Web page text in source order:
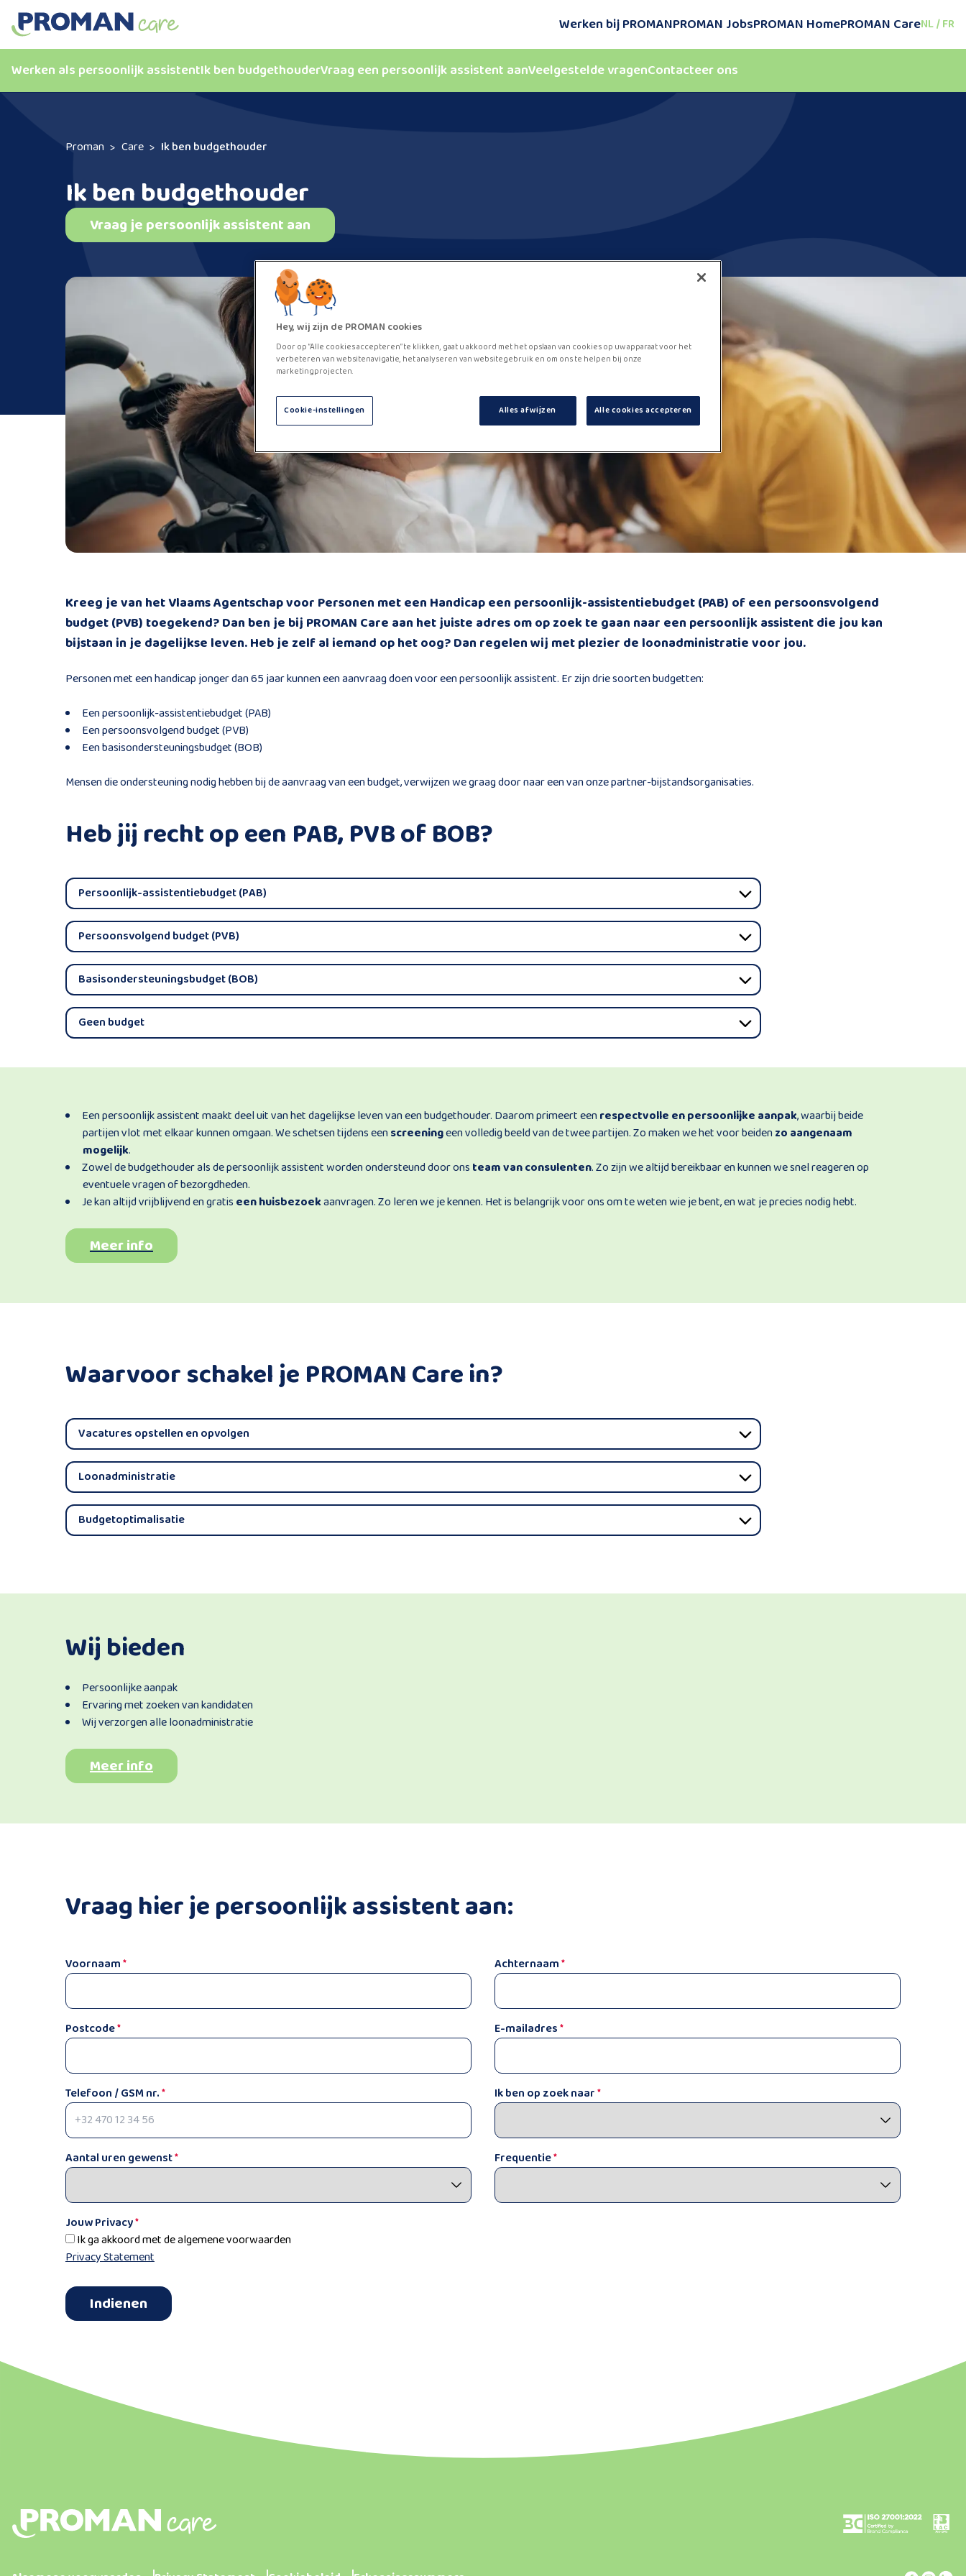
Werken bij PROMANPROMAN JobsPROMAN HomePROMAN CareNL/FR
Werken als persoonlijk assistentIk ben budgethouderVraag een persoonlijk assistent aanVeelgestelde vragenContacteer ons
Proman Care Ik ben budgethouder
Ik ben budgethouder
Vraag je persoonlijk assistent aan
Kreeg je van het Vlaams Agentschap voor Personen met een Handicap een persoonlijk-assistentiebudget (PAB) of een persoonsvolgend
budget (PVB) toegekend? Dan ben je bij PROMAN Care aan het juiste adres om op zoek te gaan naar een persoonlijk assistent die jou kan
bijstaan in je dagelijkse leven. Heb je zelf al iemand op het oog? Dan regelen wij met plezier de loonadministratie voor jou.
Personen met een handicap jonger dan 65 jaar kunnen een aanvraag doen voor een persoonlijk assistent. Er zijn drie soorten budgetten:
Een persoonlijk-assistentiebudget (PAB)
Een persoonsvolgend budget (PVB)
Een basisondersteuningsbudget (BOB)
Mensen die ondersteuning nodig hebben bij de aanvraag van een budget, verwijzen we graag door naar een van onze partner-bijstandsorganisaties.
Heb jij recht op een PAB, PVB of BOB?
Persoonlijk-assistentiebudget (PAB)
Persoonsvolgend budget (PVB)
Basisondersteuningsbudget (BOB)
Geen budget
Een persoonlijk assistent maakt deel uit van het dagelijkse leven van een budgethouder. Daarom primeert eenrespectvolle en persoonlijke aanpak, waarbij beide
partijen vlot met elkaar kunnen omgaan. We schetsen tijdens eenscreeningeen volledig beeld van de twee partijen. Zo maken we het voor beidenzo aangenaam
mogelijk.
Zowel de budgethouder als de persoonlijk assistent worden ondersteund door ons team van consulenten. Zo zijn we altijd bereikbaar en kunnen we snel reageren op
eventuele vragen of bezorgdheden.
Je kan altijd vrijblijvend en gratis een huisbezoekaanvragen. Zo leren we je kennen. Het is belangrijk voor ons om te weten wie je bent, en wat je precies nodig hebt.
Meer info
Waarvoor schakel je PROMAN Care in?
Vacatures opstellen en opvolgen
Loonadministratie
Budgetoptimalisatie
Wij bieden
Persoonlijke aanpak
Ervaring met zoeken van kandidaten
Wij verzorgen alle loonadministratie
Meer info
Vraag hier je persoonlijk assistent aan:
Voornaam* Achternaam*
Postcode* E-mailadres*
Telefoon / GSM nr.* Ik ben op zoek naar*
Aantal uren gewenst* Frequentie*
Jouw Privacy*
Ik ga akkoord met de algemene voorwaarden
Privacy Statement
Hey, wij zijn de PROMAN cookies
Door op “Alle cookies accepteren” te klikken, gaat u akkoord met het opslaan van cookies op uw apparaat voor het
verbeteren van websitenavigatie, het analyseren van websitegebruik en om ons te helpen bij onze
marketingprojecten.
Cookie-instellingen Alles afwijzen Alle cookies accepteren